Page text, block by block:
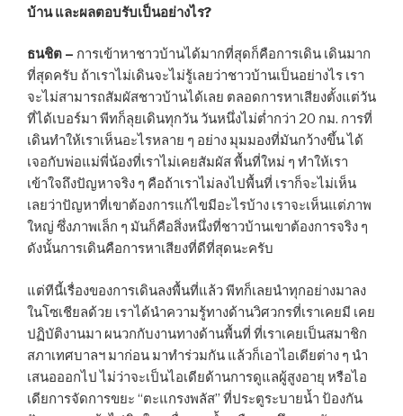
บ้าน และผลตอบรับเป็นอย่างไร?
ธนชิต – การเข้าหาชาวบ้านได้มากที่สุดก็คือการเดิน เดินมาก
ที่สุดครับ ถ้าเราไม่เดินจะไม่รู้เลยว่าชาวบ้านเป็นอย่างไร เรา
จะไม่สามารถสัมผัสชาวบ้านได้เลย ตลอดการหาเสียงตั้งแต่วัน
ที่ได้เบอร์มา พีทก็ลุยเดินทุกวัน วันหนึ่งไม่ต่ำกว่า 20 กม. การที่
เดินทำให้เราเห็นอะไรหลาย ๆ อย่าง มุมมองที่มันกว้างขึ้น ได้
เจอกับพ่อแม่พี่น้องที่เราไม่เคยสัมผัส พื้นที่ใหม่ ๆ ทำให้เรา
เข้าใจถึงปัญหาจริง ๆ คือถ้าเราไม่ลงไปพื้นที่ เราก็จะไม่เห็น
เลยว่าปัญหาที่เขาต้องการแก้ไขมีอะไรบ้าง เราจะเห็นแต่ภาพ
ใหญ่ ซึ่งภาพเล็ก ๆ มันก็คือสิ่งหนึ่งที่ชาวบ้านเขาต้องการจริง ๆ
ดังนั้นการเดินคือการหาเสียงที่ดีที่สุดนะครับ
แต่ทีนี้เรื่องของการเดินลงพื้นที่แล้ว พีทก็เลยนำทุกอย่างมาลง
ในโซเชียลด้วย เราได้นำความรู้ทางด้านวิศวกรที่เราเคยมี เคย
ปฏิบัติงานมา ผนวกกับงานทางด้านพื้นที่ ที่เราเคยเป็นสมาชิก
สภาเทศบาลฯ มาก่อน มาทำร่วมกัน แล้วก็เอาไอเดียต่าง ๆ นำ
เสนอออกไป ไม่ว่าจะเป็นไอเดียด้านการดูแลผู้สูงอายุ หรือไอ
เดียการจัดการขยะ “ตะแกรงพลัส” ที่ประตูระบายน้ำ ป้องกัน